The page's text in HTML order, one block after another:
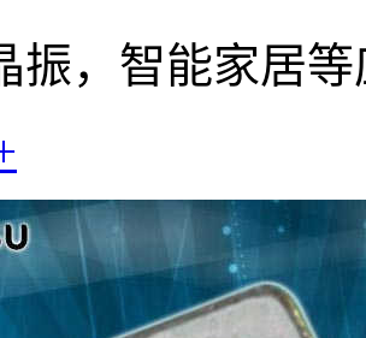
振，智能家居